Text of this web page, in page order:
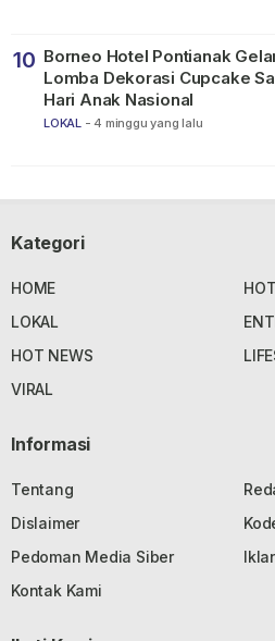
10 Borneo Hotel Pontianak
Lomba Dekorasi Cupcake
Hari Anak Nasional
LOKAL - 4 minggu yang lalu
Kategori
HOME
LOKAL
HOT NEWS
VIRAL
Informasi
Tentang
Dislaimer
Pedoman Media Siber
Kontak Kami